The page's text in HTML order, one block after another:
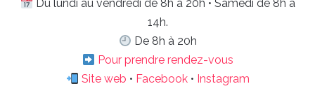
Du lundi au vendredi de 8h à 20h • Samedi de 8h à
14h.
De 8h à 20h
Pour prendre rendez-vous
Site web • Facebook • Instagram